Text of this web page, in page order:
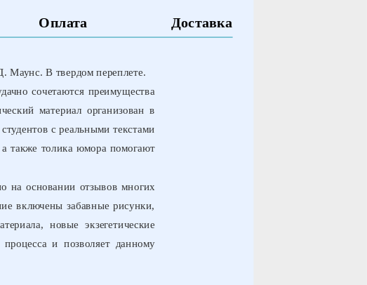
Оплата Доставка
В твердом переплете.
сочетаются преимущества
материал организован в
с реальными текстами
также толика юмора помогают
на основании отзывов многих
включены забавные рисунки,
новые экзегетические
и позволяет данному